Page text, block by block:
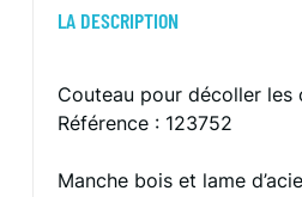
LA DESCRIPTION
Couteau pour décoller les
Référence : 123752
Manche bois et lame